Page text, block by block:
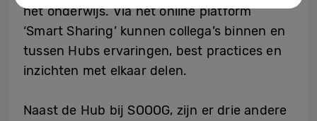
het onderwijs. Via het online platform
‘Smart Sharing’ kunnen collega’s binnen en
tussen Hubs ervaringen, best practices en
inzichten met elkaar delen.
Naast de Hub bij SOOOG, zijn er drie andere